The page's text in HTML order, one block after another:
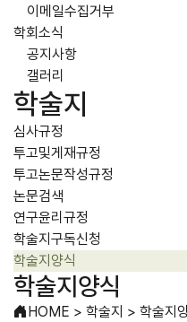
이메일수집거부
학회소식
공지사항
갤러리
학술지
심사규정
투고및게재규정
투고논문작성규정
논문검색
연구윤리규정
학술지구독신청
학술지양식
학술지양식
HOME > 학술지 > 학술지